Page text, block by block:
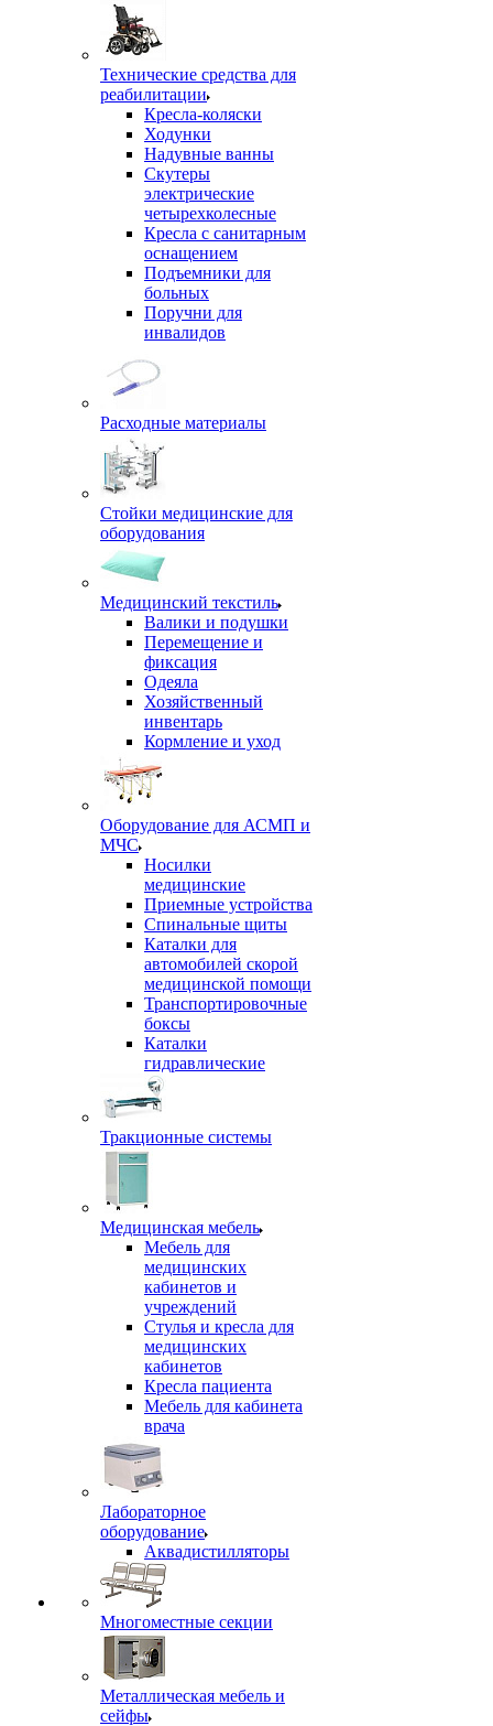
Технические средства для
реабилитации
Кресла-коляски
Ходунки
Надувные ванны
Скутеры
электрические
четырехколесные
Кресла с санитарным
оснащением
Подъемники для
больных
Поручни для
инвалидов
Расходные материалы
Стойки медицинские для
оборудования
Медицинский текстиль
Валики и подушки
Перемещение и
фиксация
Одеяла
Хозяйственный
инвентарь
Кормление и уход
Оборудование для АСМП и
МЧС
Носилки
медицинские
Приемные устройства
Спинальные щиты
Каталки для
автомобилей скорой
медицинской помощи
Транспортировочные
боксы
Каталки
гидравлические
Тракционные системы
Медицинская мебель
Мебель для
медицинских
кабинетов и
учреждений
Стулья и кресла для
медицинских
кабинетов
Кресла пациента
Мебель для кабинета
врача
Лабораторное
оборудование
Аквадистилляторы
Многоместные секции
Металлическая мебель и
сейфы